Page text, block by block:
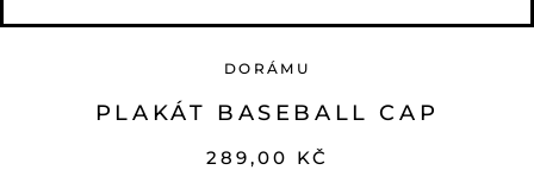
DORÁMU
PLAKÁT BASEBALL CAP
289,00 KČ